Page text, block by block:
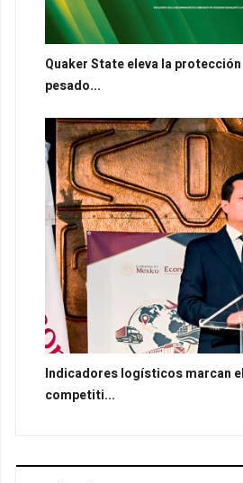
Quaker State eleva la
pesado...
Indicadores logísticos marcan
competiti...